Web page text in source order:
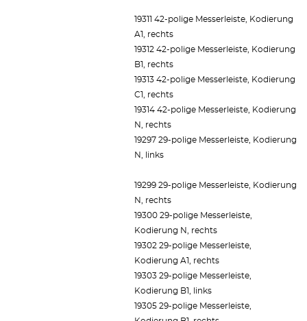
19311 42-polige Messerleiste, Kodierung
A1, rechts
19312 42-polige Messerleiste, Kodierung
B1, rechts
19313 42-polige Messerleiste, Kodierung
C1, rechts
19314 42-polige Messerleiste, Kodierung
N, rechts
19297 29-polige Messerleiste, Kodierung
N, links
19299 29-polige Messerleiste, Kodierung
N, rechts
19300 29-polige Messerleiste,
Kodierung N, rechts
19302 29-polige Messerleiste,
Kodierung A1, rechts
19303 29-polige Messerleiste,
Kodierung B1, links
19305 29-polige Messerleiste,